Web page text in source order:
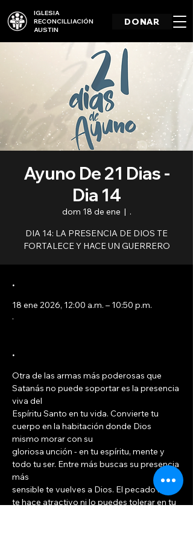
DONAR
IGLESIA
RECONCILLIACIÓN
AUSTIN
Ayuno De 21 Dias -
Dia 14
dom 18 de ene
  |
.
DIA 14: LA PRESENCIA DE DIOS TE
FORTALECE Y HACE UN GUERRERO
.
18 ene 2026, 12:00 a.m. – 10:50 p.m.
.
.
Otra de las armas más poderosas que
Satanás no puede soportar es la presencia
viva del
Espíritu Santo en tu vida. Convierte tu
cuerpo en la habitación donde Dios
mismo morar con su
gloriosa unción - en tu espíritu, mente y
todo tu ser. Entre más buscas su presencia
más
sensible te vuelves a Dios. El pecado no se
te hace atractivo ni lo puedes tolerar en tu